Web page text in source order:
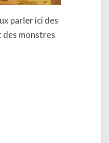
parler ici des
des monstres